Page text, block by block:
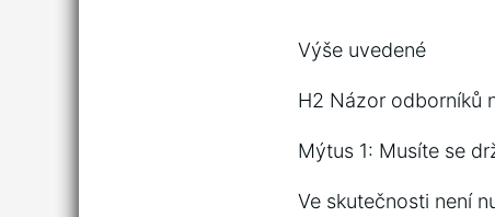
Výše uvedené
H2 Názor odborníků
Mýtus 1: Musíte se
Ve skutečnosti není